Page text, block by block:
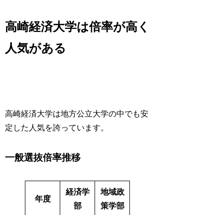
高崎経済大学は倍率が高く
人気がある
高崎経済大学は地方公立大学の中でも安
定した人気を誇っています。
一般選抜倍率推移
年度
経済学
部
地域政
策学部